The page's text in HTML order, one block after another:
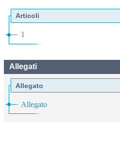
Articoli
1
Allegati
Allegato
Allegato